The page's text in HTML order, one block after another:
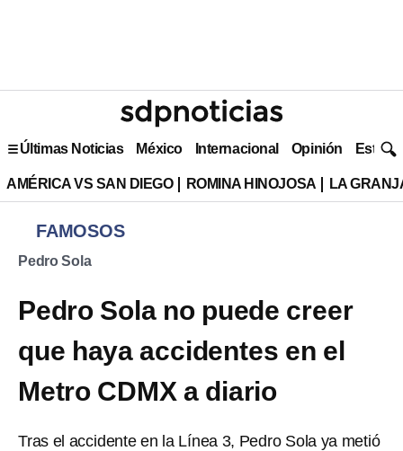
Últimas Noticias México Internacional Opinión Estilo
AMÉRICA VS SAN DIEGO ROMINA HINOJOSA LA
FAMOSOS
Pedro Sola
Pedro Sola no puede creer
que haya accidentes en el
Metro CDMX a diario
Tras el accidente en la Línea 3, Pedro Sola ya metió